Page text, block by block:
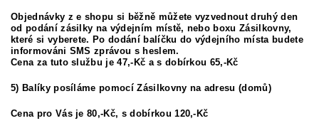
Objednávky z e shopu si běžně můžete vyzvednout druhý den
od podání zásilky na výdejním místě, nebo boxu Zásilkovny,
které si vyberete. Po dodání balíčku do výdejního místa budete
informováni SMS zprávou s heslem.
Cena za tuto službu je 47,-Kč a s dobírkou 65,-Kč
5) Balíky posíláme pomocí Zásilkovny na adresu (domů)
Cena pro Vás je 80,-Kč, s dobírkou 120,-Kč